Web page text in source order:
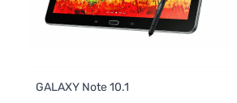
GALAXY Note 10.1